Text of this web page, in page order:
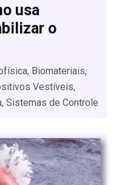
usa
o
Biomateriais,
Vestíveis,
Sistemas de Controle